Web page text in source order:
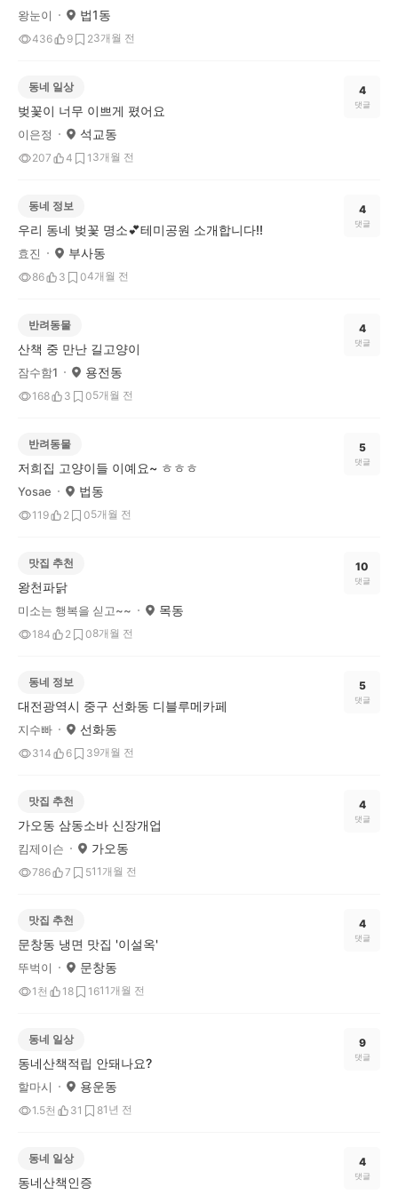
왕눈이 법1동
436 9 23개월 전
동네 일상
벚꽃이 너무 이쁘게 폈어요
이은정 석교동
207 4 1 3개월 전
4
댓글
동네 정보
우리 동네 벚꽃 명소💕테미공원 소개합니다!!
효진 부사동
86 3 04개월 전
4
댓글
반려동물
산책 중 만난 길고양이
잠수함1 용전동
168 3 05개월 전
4
댓글
반려동물
저희집 고양이들 이예요~ ㅎㅎㅎ
Yosae 법동
119 2 05개월 전
5
댓글
맛집 추천
왕천파닭
미소는 행복을 싣고~~ 목동
184 2 08개월 전
10
댓글
동네 정보
대전광역시 중구 선화동 디블루메카페
지수빠 선화동
314 6 39개월 전
5
댓글
맛집 추천
가오동 삼동소바 신장개업
킴제이슨 가오동
786 7 511개월 전
4
댓글
맛집 추천
문창동 냉면 맛집 '이설옥'
뚜벅이 문창동
1천 18 1611개월 전
4
댓글
동네 일상
동네산책적립 안돼나요?
할마시 용운동
1.5천 31 81년 전
9
댓글
동네 일상
동네산책인증
4
댓글